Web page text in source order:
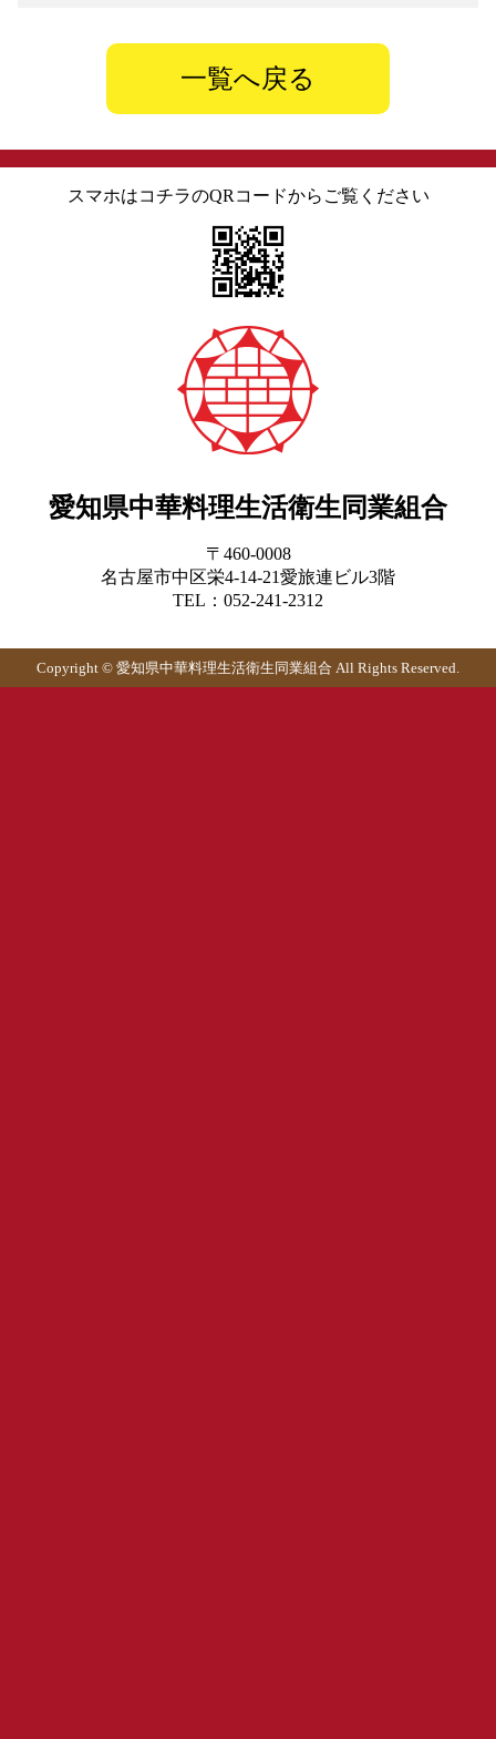
一覧へ戻る
スマホはコチラのQRコードからご覧ください
愛知県中華料理生活衛生同業組合
〒460-0008
名古屋市中区栄4-14-21愛旅連ビル3階
TEL：052-241-2312
Copyright © 愛知県中華料理生活衛生同業組合 All Rights Reserved.